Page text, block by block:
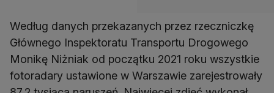
Według danych przekazanych przez rzeczniczkę
Głównego Inspektoratu Transportu Drogowego
Monikę Niżniak od początku 2021 roku wszystkie
fotoradary ustawione w Warszawie zarejestrowały